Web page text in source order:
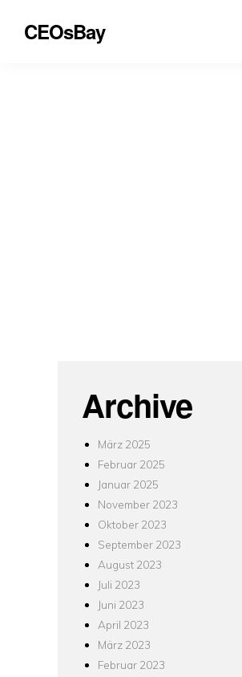
CEOsBay
Archive
März 2025
Februar 2025
Januar 2025
November 2023
Oktober 2023
September 2023
August 2023
Juli 2023
Juni 2023
April 2023
März 2023
Februar 2023